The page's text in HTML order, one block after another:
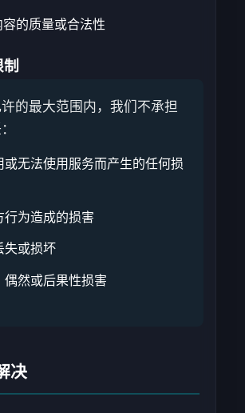
的质量或合法性
的最大范围内，我们不承担
或无法使用服务而产生的任何损
行为造成的损害
失或损坏
偶然或后果性损害
决